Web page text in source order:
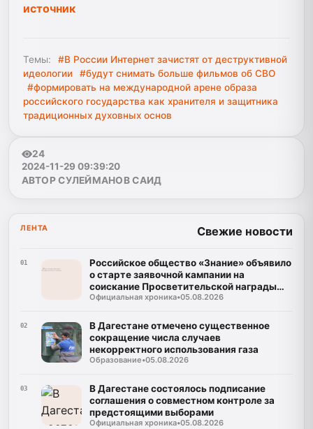
источник
Темы:
#В России Интернет зачистят от деструктивной
идеологии
#будут снимать больше фильмов об СВО
#формировать на международной арене образа
российского государства как хранителя и защитника
традиционных духовных основ
24
2024-11-29 09:39:20
АВТОР СУЛЕЙМАНОВ САИД
ЛЕНТА Свежие новости
01
Российское общество «Знание» объявило
о старте заявочной кампании на
соискание Просветительской награды
«Знание. Премия-2026»
Официальная хроника•05.08.2026
02
В Дагестане отмечено существенное
сокращение числа случаев
некорректного использования газа
Образование•05.08.2026
03
В Дагестане состоялось подписание
соглашения о совместном контроле за
предстоящими выборами
Официальная хроника•05.08.2026